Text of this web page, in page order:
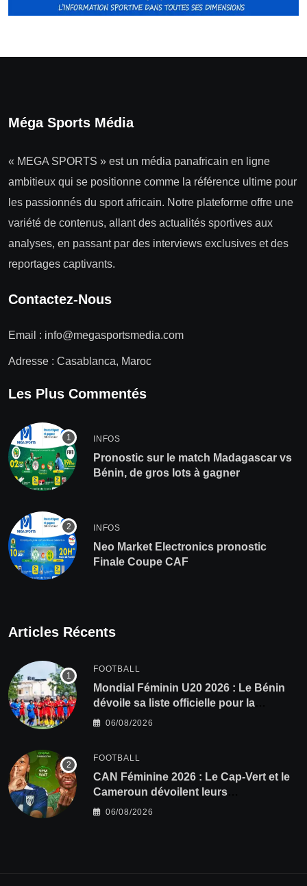
Méga Sports Média
« MEGA SPORTS » est un média panafricain en ligne
ambitieux qui se positionne comme la référence ultime pour
les passionnés du sport africain. Notre plateforme offre une
variété de contenus, allant des actualités sportives aux
analyses, en passant par des interviews exclusives et des
reportages captivants.
Contactez-Nous
Email : info@megasportsmedia.com
Adresse : Casablanca, Maroc
Les Plus Commentés
INFOS
Pronostic sur le match Madagascar vs
Bénin, de gros lots à gagner
INFOS
Neo Market Electronics pronostic
Finale Coupe CAF
Articles Récents
FOOTBALL
Mondial Féminin U20 2026 : Le Bénin
dévoile sa liste officielle pour la
Pologne
06/08/2026
FOOTBALL
CAN Féminine 2026 : Le Cap-Vert et le
Cameroun dévoilent leurs
compositions
06/08/2026